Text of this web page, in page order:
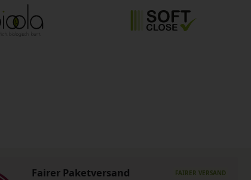
Fairer Paketversand